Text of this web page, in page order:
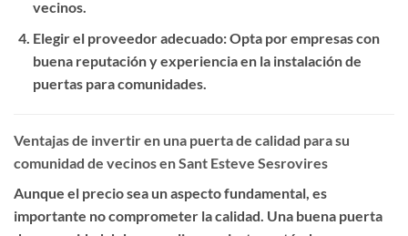
vecinos.
Elegir el proveedor adecuado: Opta por empresas con
buena reputación y experiencia en la instalación de
puertas para comunidades.
Ventajas de invertir en una puerta de calidad para su
comunidad de vecinos en Sant Esteve Sesrovires
Aunque el precio sea un aspecto fundamental, es
importante no comprometer la calidad. Una buena puerta